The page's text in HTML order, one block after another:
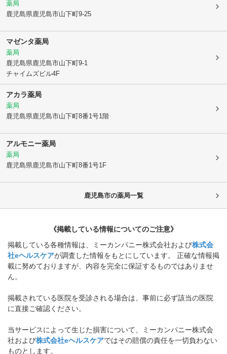
薬局
鹿児島県鹿児島市山下町9-25
マゼンタ薬局
薬局
鹿児島県鹿児島市山下町9-1
チャイムズビル4F
アカラ薬局
薬局
鹿児島県鹿児島市山下町8番1号1階
アルモニー薬局
薬局
鹿児島県鹿児島市山下町8番1号1F
鹿児島市の薬局一覧
《掲載している情報についてのご注意》
掲載している各種情報は、ミーカンパニー株式会社および株式会
社eヘルスケアが調査した情報をもとにしています。 正確な情報掲
載に努めておりますが、内容を完全に保証するものではありませ
ん。
掲載されている医院を受診される場合は、事前に必ず該当の医院
に直接ご確認ください。
当サービスによって生じた損害について、ミーカンパニー株式会
社および株式会社eヘルスケアではその賠償の責任を一切負わない
ものとします。